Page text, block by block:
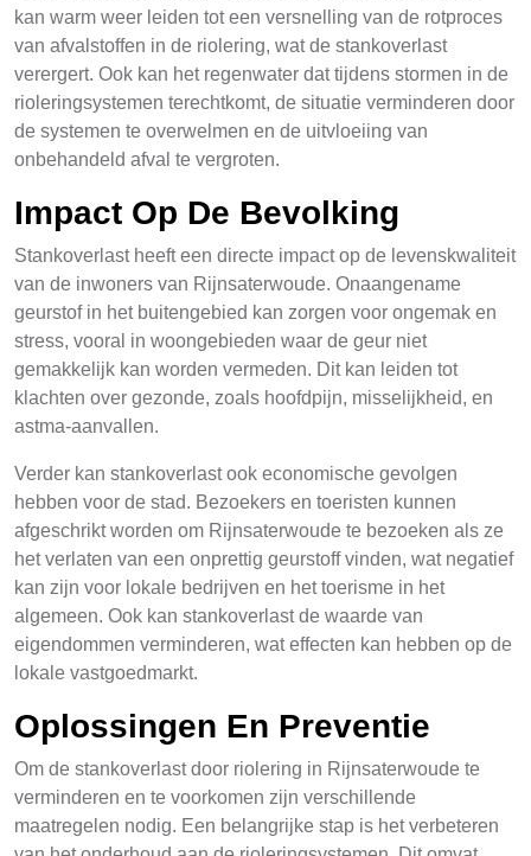
kan warm weer leiden tot een versnelling van de rotproces
van afvalstoffen in de riolering, wat de stankoverlast
verergert. Ook kan het regenwater dat tijdens stormen in de
rioleringsystemen terechtkomt, de situatie verminderen door
de systemen te overwelmen en de uitvloeiing van
onbehandeld afval te vergroten.
Impact Op De Bevolking
Stankoverlast heeft een directe impact op de levenskwaliteit
van de inwoners van Rijnsaterwoude. Onaangename
geurstof in het buitengebied kan zorgen voor ongemak en
stress, vooral in woongebieden waar de geur niet
gemakkelijk kan worden vermeden. Dit kan leiden tot
klachten over gezonde, zoals hoofdpijn, misselijkheid, en
astma-aanvallen.
Verder kan stankoverlast ook economische gevolgen
hebben voor de stad. Bezoekers en toeristen kunnen
afgeschrikt worden om Rijnsaterwoude te bezoeken als ze
het verlaten van een onprettig geurstoff vinden, wat negatief
kan zijn voor lokale bedrijven en het toerisme in het
algemeen. Ook kan stankoverlast de waarde van
eigendommen verminderen, wat effecten kan hebben op de
lokale vastgoedmarkt.
Oplossingen En Preventie
Om de stankoverlast door riolering in Rijnsaterwoude te
verminderen en te voorkomen zijn verschillende
maatregelen nodig. Een belangrijke stap is het verbeteren